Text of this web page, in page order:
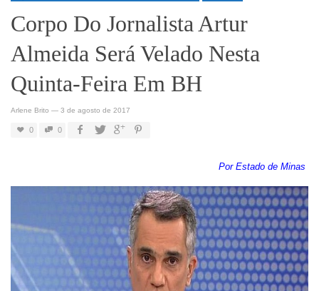
Corpo Do Jornalista Artur
Almeida Será Velado Nesta
Quinta-Feira Em BH
Arlene Brito — 3 de agosto de 2017
0 0
Por Estado de Minas